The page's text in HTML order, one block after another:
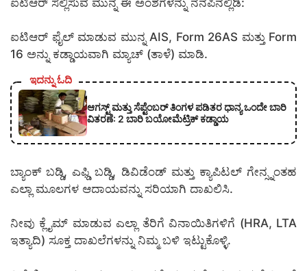
ಐಟಿಆರ್ ಫೈಲ್ ಮಾಡುವ ಮುನ್ನ AIS, Form 26AS ಮತ್ತು Form
16 ಅನ್ನು ಕಡ್ಡಾಯವಾಗಿ ಮ್ಯಾಚ್ (ತಾಳೆ) ಮಾಡಿ.
ಇದನ್ನು ಓದಿ
ಆಗಸ್ಟ್ ಮತ್ತು ಸೆಪ್ಟೆಂಬರ್ ತಿಂಗಳ ಪಡಿತರ ಧಾನ್ಯ ಒಂದೇ ಬಾರಿ
ವಿತರಣೆ: 2 ಬಾರಿ ಬಯೋಮೆಟ್ರಿಕ್ ಕಡ್ಡಾಯ
ಬ್ಯಾಂಕ್ ಬಡ್ಡಿ, ಎಫ್ಡಿ ಬಡ್ಡಿ, ಡಿವಿಡೆಂಡ್ ಮತ್ತು ಕ್ಯಾಪಿಟಲ್ ಗೇನ್ಸ್ನಂತಹ
ಎಲ್ಲಾ ಮೂಲಗಳ ಆದಾಯವನ್ನು ಸರಿಯಾಗಿ ದಾಖಲಿಸಿ.
ನೀವು ಕ್ಲೈಮ್ ಮಾಡುವ ಎಲ್ಲಾ ತೆರಿಗೆ ವಿನಾಯಿತಿಗಳಿಗೆ (HRA, LTA
ಇತ್ಯಾದಿ) ಸೂಕ್ತ ದಾಖಲೆಗಳನ್ನು ನಿಮ್ಮ ಬಳಿ ಇಟ್ಟುಕೊಳ್ಳಿ.